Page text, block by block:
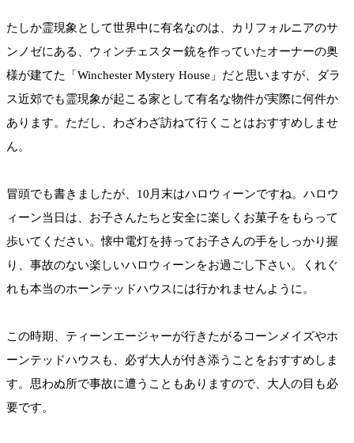
たしか霊現象として世界中に有名なのは、カリフォルニアのサ
ンノゼにある、ウィンチェスター銃を作っていたオーナーの奥
様が建てた「Winchester Mystery House」だと思いますが、ダラ
ス近郊でも霊現象が起こる家として有名な物件が実際に何件か
あります。ただし、わざわざ訪ねて行くことはおすすめしませ
ん。
冒頭でも書きましたが、10月末はハロウィーンですね。ハロウ
ィーン当日は、お子さんたちと安全に楽しくお菓子をもらって
歩いてください。懐中電灯を持ってお子さんの手をしっかり握
り、事故のない楽しいハロウィーンをお過ごし下さい。くれぐ
れも本当のホーンテッドハウスには行かれませんように。
この時期、ティーンエージャーが行きたがるコーンメイズやホ
ーンテッドハウスも、必ず大人が付き添うことをおすすめしま
す。思わぬ所で事故に遭うこともありますので、大人の目も必
要です。